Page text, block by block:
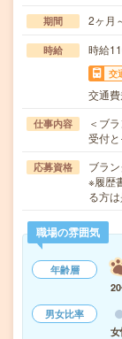
期間 2ヶ月
時給 時給
交
交通
仕事内容
＜ブ
受付
応募資格
ブラ
※履歴
る方
職場の雰囲気
年齢層
男女比率